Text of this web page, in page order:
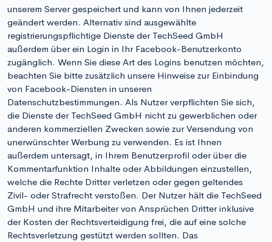
unserem Server gespeichert und kann von Ihnen jederzeit
geändert werden. Alternativ sind ausgewählte
registrierungspflichtige Dienste der TechSeed GmbH
außerdem über ein Login in Ihr Facebook-Benutzerkonto
zugänglich. Wenn Sie diese Art des Logins benutzen möchten,
beachten Sie bitte zusätzlich unsere Hinweise zur Einbindung
von Facebook-Diensten in unseren
Datenschutzbestimmungen. Als Nutzer verpflichten Sie sich,
die Dienste der TechSeed GmbH nicht zu gewerblichen oder
anderen kommerziellen Zwecken sowie zur Versendung von
unerwünschter Werbung zu verwenden. Es ist Ihnen
außerdem untersagt, in Ihrem Benutzerprofil oder über die
Kommentarfunktion Inhalte oder Abbildungen einzustellen,
welche die Rechte Dritter verletzen oder gegen geltendes
Zivil- oder Strafrecht verstoßen. Der Nutzer hält die TechSeed
GmbH und ihre Mitarbeiter von Ansprüchen Dritter inklusive
der Kosten der Rechtsverteidigung frei, die auf eine solche
Rechtsverletzung gestützt werden sollten. Das